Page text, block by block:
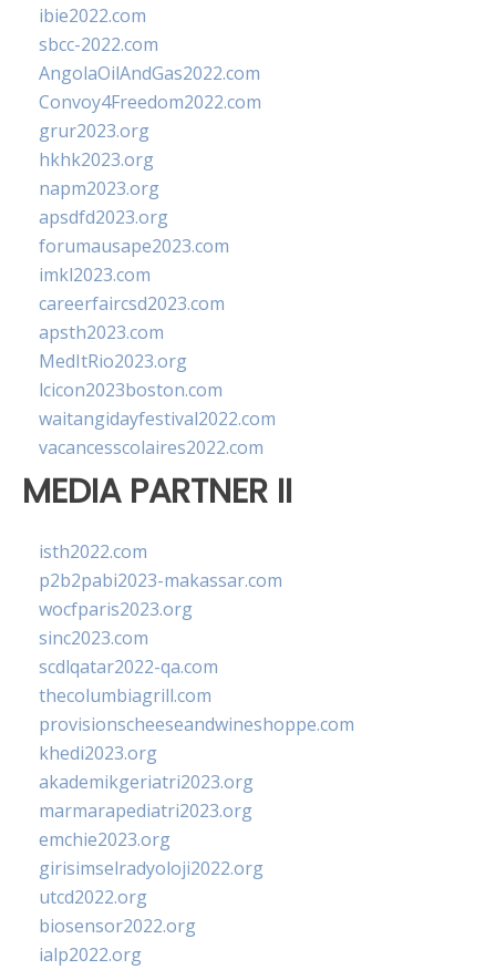
ibie2022.com
sbcc-2022.com
AngolaOilAndGas2022.com
Convoy4Freedom2022.com
grur2023.org
hkhk2023.org
napm2023.org
apsdfd2023.org
forumausape2023.com
imkl2023.com
careerfaircsd2023.com
apsth2023.com
MedItRio2023.org
lcicon2023boston.com
waitangidayfestival2022.com
vacancesscolaires2022.com
MEDIA PARTNER II
isth2022.com
p2b2pabi2023-makassar.com
wocfparis2023.org
sinc2023.com
scdlqatar2022-qa.com
thecolumbiagrill.com
provisionscheeseandwineshoppe.com
khedi2023.org
akademikgeriatri2023.org
marmarapediatri2023.org
emchie2023.org
girisimselradyoloji2022.org
utcd2022.org
biosensor2022.org
ialp2022.org